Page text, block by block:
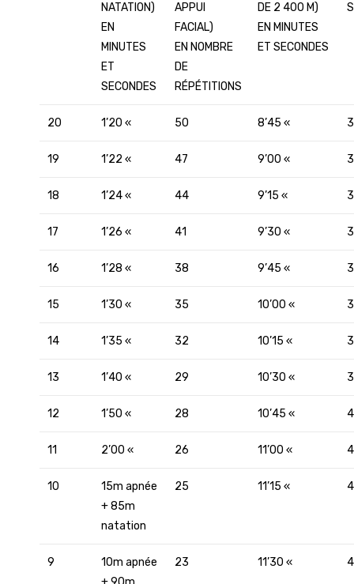
NATATION)
EN
MINUTES
ET
SECONDES
APPUI
FACIAL)
EN NOMBRE
DE
RÉPÉTITIONS
DE 2 400 M)
EN MINUTES
ET SECONDES
20 1’20 « 50 8’45 «
19 1’22 « 47 9’00 «
18 1’24 « 44 9’15 «
17 1’26 « 41 9’30 «
16 1’28 « 38 9’45 «
15 1’30 « 35 10’00 «
14 1’35 « 32 10’15 «
13 1’40 « 29 10’30 «
12 1’50 « 28 10’45 «
11 2’00 « 26 11’00 «
10
15m apnée
+ 85m
natation
25 11’15 «
9
10m apnée
23 11’30 «